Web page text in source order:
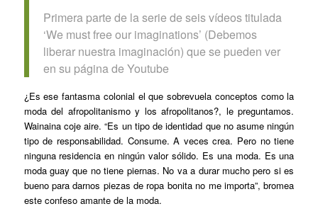
Primera parte de la serie de seis vídeos titulada
‘We must free our imaginations’ (Debemos
liberar nuestra imaginación) que se pueden ver
en su página de Youtube
¿Es ese fantasma colonial el que sobrevuela conceptos como la
moda del afropolitanismo y los afropolitanos?, le preguntamos.
Wainaina coje aire. “Es un tipo de identidad que no asume ningún
tipo de responsabilidad. Consume. A veces crea. Pero no tiene
ninguna residencia en ningún valor sólido. Es una moda. Es una
moda guay que no tiene piernas. No va a durar mucho pero si es
bueno para darnos piezas de ropa bonita no me importa”, bromea
este confeso amante de la moda.